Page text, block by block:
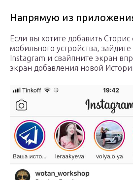
Напрямую из
Если вы хотите добавить Сторис
мобильного устройства,
Instagram и свайпните экран
экран добавления новой